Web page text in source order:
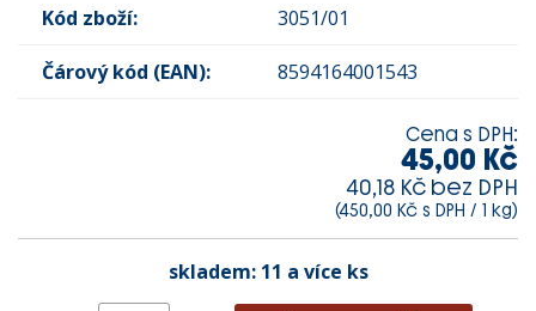
Kód zboží: 3051/01
Čárový kód (EAN): 8594164001543
Cena s DPH:
45,00 Kč
40,18 Kč bez DPH
(450,00 Kč s DPH / 1 kg)
skladem: 11 a více ks